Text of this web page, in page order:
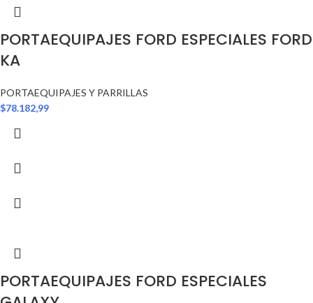
PORTAEQUIPAJES FORD ESPECIALES FORD
KA
PORTAEQUIPAJES Y PARRILLAS
$78.182,99
PORTAEQUIPAJES FORD ESPECIALES